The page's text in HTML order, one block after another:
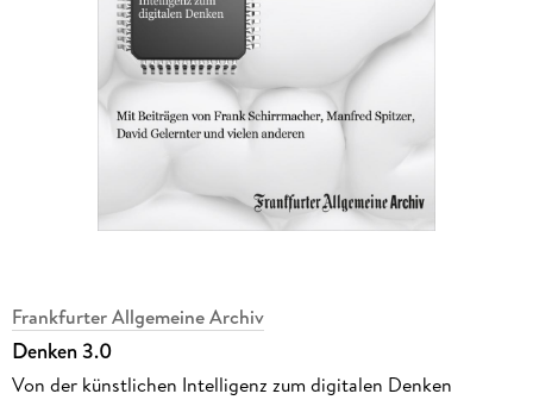
Frankfurter Allgemeine Archiv
Denken 3.0
Von der künstlichen Intelligenz zum digitalen Denken